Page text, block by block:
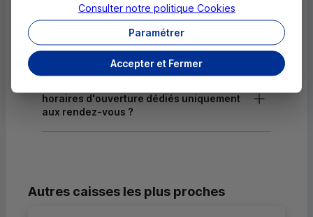
l'ouverture d'un compte pour un majeur ?
Où trouver les numéros d'urgence ?
horaires d'ouverture dédiés uniquement
aux rendez-vous ?
Autres caisses les plus proches
Accepter et Fermer
Paramétrer
Consulter notre politique Cookies